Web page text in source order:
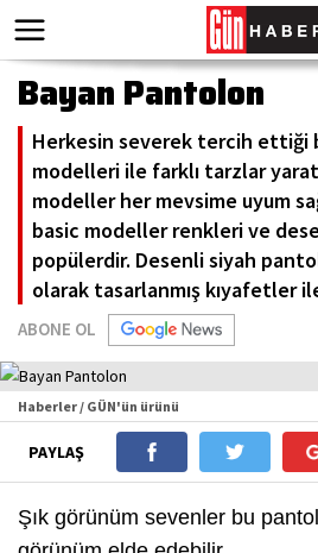
Bayan Pantolon
Herkesin severek tercih ettiği
modelleri ile farklı tarzlar
modeller her mevsime uyum
basic modeller renkleri ve
popülerdir. Desenli siyah
olarak tasarlanmış kıyafetler
ABONE OL
Haberler / GÜN'ün ürünü
PAYLAŞ
Şık görünüm sevenler bu